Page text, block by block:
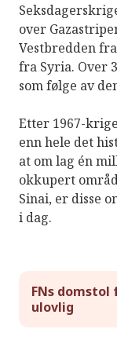
over
Vestbredden
fra Syria. Over
som følge av
Etter 1967-
enn hele det
at om lag én
okkupert
Sinai, er disse
i dag.
FNs
ulovlig